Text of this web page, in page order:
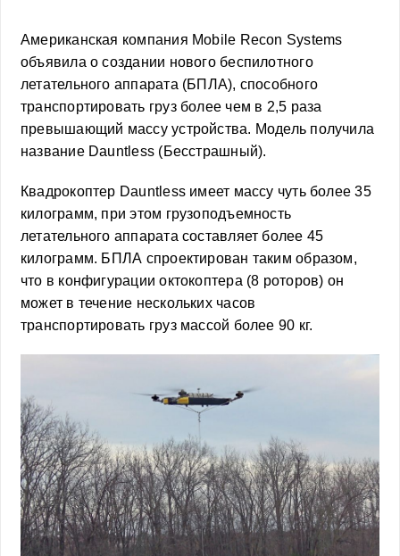
Американская компания Mobile Recon Systems
объявила о создании нового беспилотного
летательного аппарата (БПЛА), способного
транспортировать груз более чем в 2,5 раза
превышающий массу устройства. Модель получила
название Dauntless (Бесстрашный).
Квадрокоптер Dauntless имеет массу чуть более 35
килограмм, при этом грузоподъемность
летательного аппарата составляет более 45
килограмм. БПЛА спроектирован таким образом,
что в конфигурации октокоптера (8 роторов) он
может в течение нескольких часов
транспортировать груз массой более 90 кг.